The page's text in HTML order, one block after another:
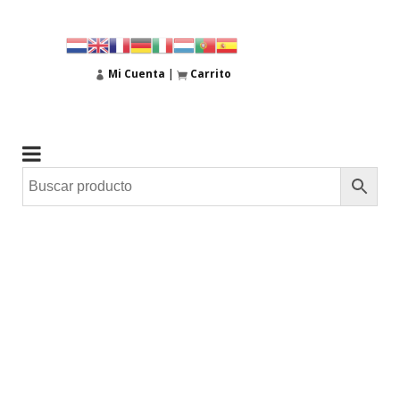
Mi Cuenta | Carrito